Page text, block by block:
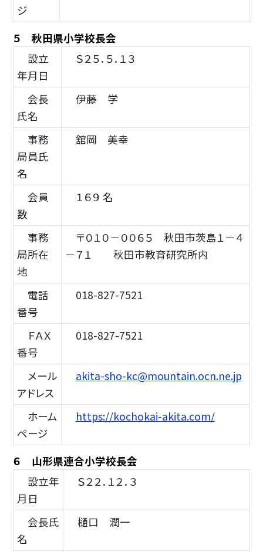
ジ
５ 秋田県小学校長会
設立
年月日
Ｓ２５．５．１３
会長
氏名
伊藤 学
事務
局員氏
名
舘岡 美幸
会員
数
１６９ 名
事務
局所在
地
〒０１０－００６５ 秋田市茨島１－４
－７１ 秋田市教育研究所内
電話
番号
018-827-7521
ＦＡＸ
番号
018-827-7521
メール
アドレス
akita-sho-kc@mountain.ocn.ne.jp
ホーム
ページ
https://kochokai-akita.com/
６ 山形県連合小学校長会
設立年
月日
Ｓ２２．１２．３
会長氏
名
樋口 潤一